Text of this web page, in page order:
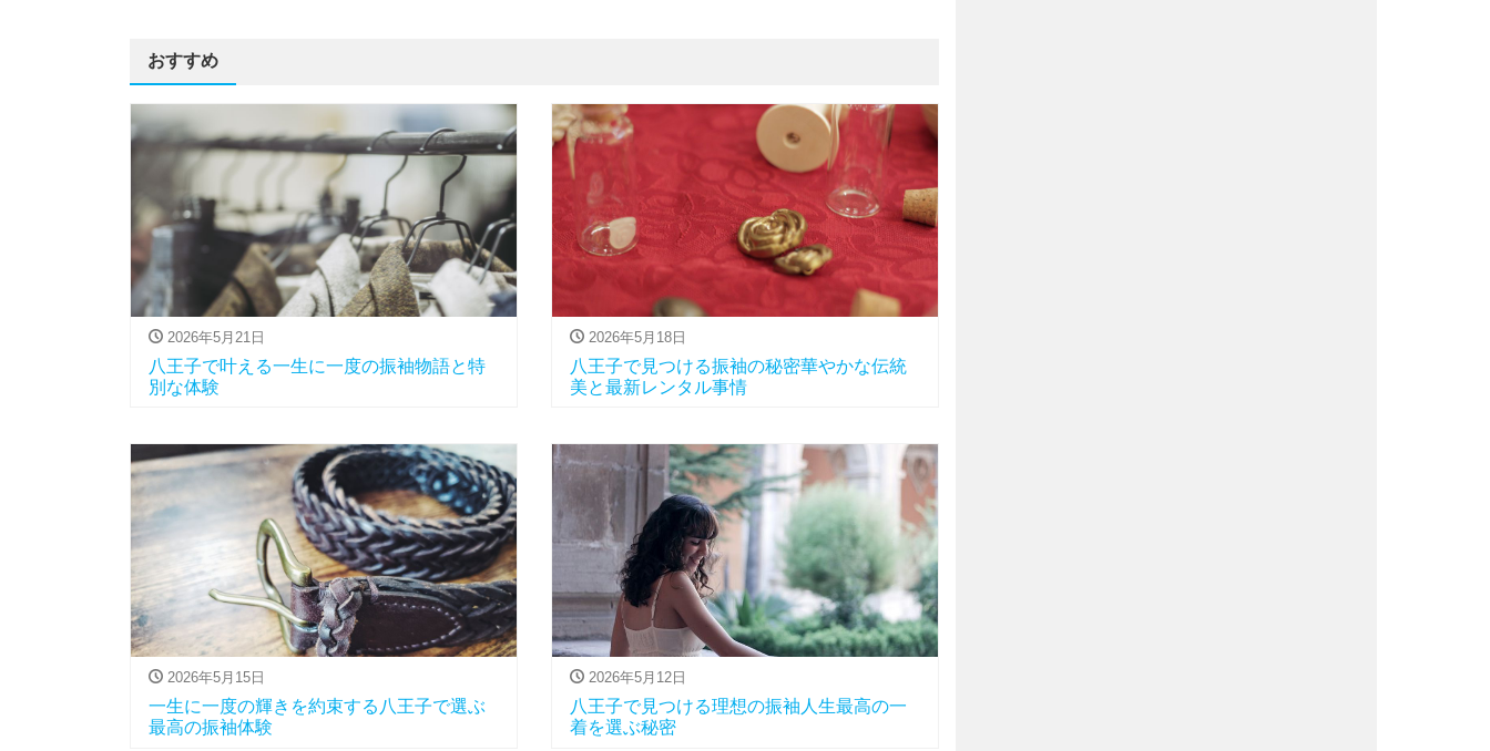
おすすめ
2026年5月21日
八王子で叶える一生に一度の振袖物語と特
別な体験
2026年5月18日
八王子で見つける振袖の秘密華やかな伝統
美と最新レンタル事情
2026年5月15日
一生に一度の輝きを約束する八王子で選ぶ
最高の振袖体験
2026年5月12日
八王子で見つける理想の振袖人生最高の一
着を選ぶ秘密